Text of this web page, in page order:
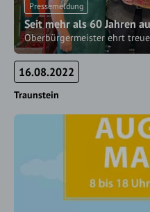
Pressemeldung
Seit mehr als 60 Jahren
Oberbürgermeister ehrt
16.08.2022
Traunstein